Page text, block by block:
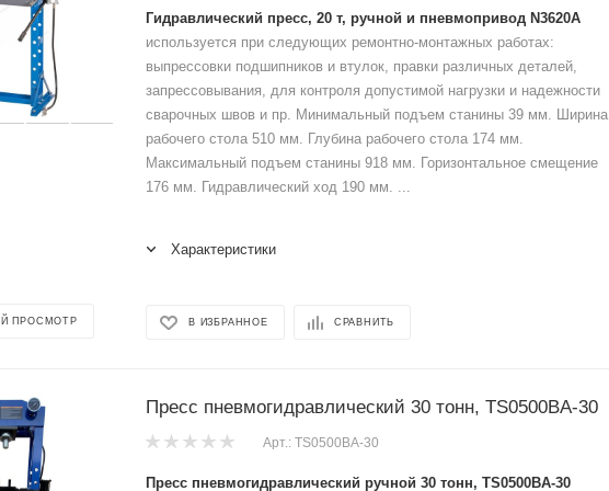
ПРОСМОТР
Гидравлический пресс, 20 т, ручной и пневмопривод N3620A
используется при следующих ремонтно-монтажных работах:
выпрессовки подшипников и втулок, правки различных деталей,
запрессовывания, для контроля допустимой нагрузки и надежности
сварочных швов и пр. Минимальный подъем станины 39 мм. Ширина
рабочего стола 510 мм. Глубина рабочего стола 174 мм.
Максимальный подъем станины 918 мм. Горизонтальное смещение
176 мм. Гидравлический ход 190 мм. ...
Характеристики
В ИЗБРАННОЕ СРАВНИТЬ
Пресс пневмогидравлический 30 тонн, TS0500BA-30
Арт.: TS0500BA-30
Пресс пневмогидравлический ручной 30 тонн, TS0500BA-30